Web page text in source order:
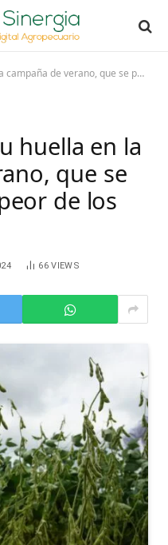
que se perfila como la peor de los últimos años
huella en la
que se
de los
66VIEWS